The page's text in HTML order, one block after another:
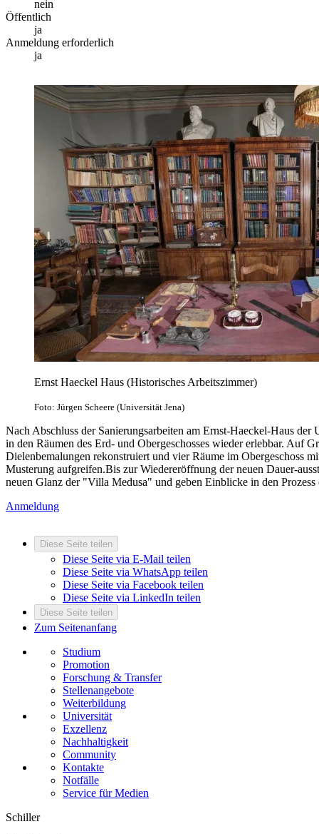
nein
Öffentlich
ja
Anmeldung erforderlich
ja
Ernst Haeckel Haus (Historisches Arbeitszimmer)
Foto: Jürgen Scheere (Universität Jena)
Nach Abschluss der Sanierungsarbeiten am Ernst-Haeckel-Haus
in den Räumen des Erd- und Obergeschosses wieder erlebbar. Auf
Dielenbemalungen rekonstruiert und vier Räume im Obergeschoss
Musterung aufgreifen.Bis zur Wiedereröffnung der neuen Dauer-
neuen Glanz der "Villa Medusa" und geben Einblicke in den Prozess
Anmeldung
Diese Seite teilen
Diese Seite via E-Mail teilen
Diese Seite via WhatsApp teilen
Diese Seite via Facebook teilen
Diese Seite via LinkedIn teilen
Diese Seite teilen
Zum Seitenanfang
Studium
Promotion
Forschung & Transfer
Stellenangebote
Weiterbildung
Universität
Exzellenz
Nachhaltigkeit
Community
Kontakte
Notfälle
Service für Medien
Schiller